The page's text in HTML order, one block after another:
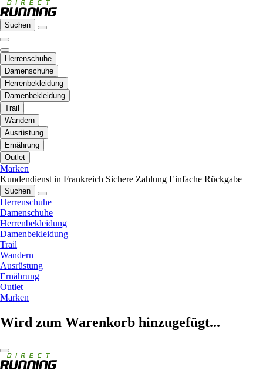
Suchen
Herrenschuhe
Damenschuhe
Herrenbekleidung
Damenbekleidung
Trail
Wandern
Ausrüstung
Ernährung
Outlet
Marken
Kundendienst in Frankreich Sichere Zahlung Einfache Rückgabe
Suchen
Herrenschuhe
Damenschuhe
Herrenbekleidung
Damenbekleidung
Trail
Wandern
Ausrüstung
Ernährung
Outlet
Marken
Wird zum Warenkorb hinzugefügt...